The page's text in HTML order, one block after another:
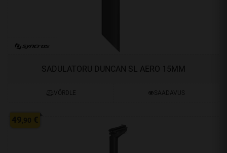
SADULATORU DUNCAN SL AERO 15MM
VÕRDLE SAADAVUS
49,90 €